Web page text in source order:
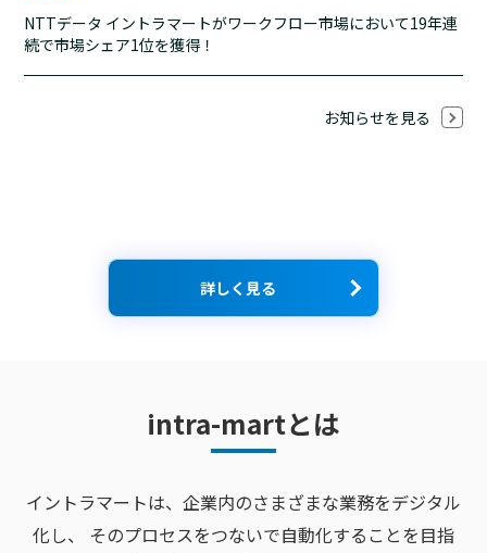
NTTデータ イントラマートがワークフロー市場において19年連
続で市場シェア1位を獲得！
お知らせを見る
詳しく見る
intra-martとは
イントラマートは、企業内のさまざまな業務をデジタル
化し、
そのプロセスをつないで自動化することを目指